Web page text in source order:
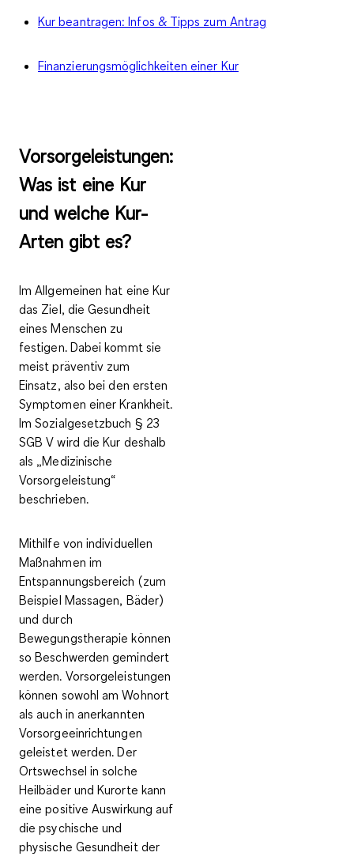
Kur beantragen: Infos & Tipps zum Antrag
Finanzierungsmöglichkeiten einer Kur
Vorsorgeleistungen:
Was ist eine Kur
und welche Kur-
Arten gibt es?
Im Allgemeinen hat eine Kur
das Ziel, dieGesundheit
eines Menschen zu
festigen. Dabei kommt sie
meistpräventiv zum
Einsatz, also bei den ersten
Symptomen einer Krankheit.
Im Sozialgesetzbuch § 23
SGB V wird die Kur deshalb
als „Medizinische
Vorsorgeleistung“
beschrieben.
Mithilfe von individuellen
Maßnahmen im
Entspannungsbereich (zum
Beispiel Massagen, Bäder)
und durch
Bewegungstherapie können
so Beschwerden gemindert
werden. Vorsorgeleistungen
können sowohl am Wohnort
als auch in anerkannten
Vorsorgeeinrichtungen
geleistet werden. Der
Ortswechsel in solche
Heilbäder und Kurorte kann
eine positive Auswirkung auf
die psychische und
physische Gesundheit der